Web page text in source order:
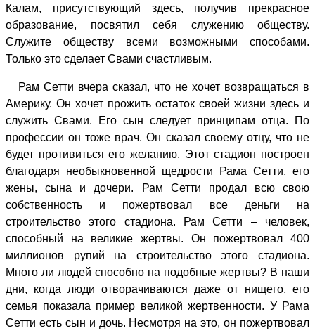
Калам, присутствующий здесь, получив прекрасное
образование, посвятил себя служению обществу.
Служите обществу всеми возможными способами.
Только это сделает Свами счастливым.
Рам Сетти вчера сказал, что не хочет возвращаться в
Америку. Он хочет прожить остаток своей жизни здесь и
служить Свами. Его сын следует принципам отца. По
профессии он тоже врач. Он сказал своему отцу, что не
будет противиться его желанию. Этот стадион построен
благодаря необыкновенной щедрости Рама Сетти, его
жены, сына и дочери. Рам Сетти продал всю свою
собственность и пожертвовал все деньги на
строительство этого стадиона. Рам Сетти – человек,
способный на великие жертвы. Он пожертвовал 400
миллионов рупий на строительство этого стадиона.
Много ли людей способно на подобные жертвы? В наши
дни, когда люди отворачиваются даже от нищего, его
семья показала пример великой жертвенности. У Рама
Сетти есть сын и дочь. Несмотря на это, он пожертвовал